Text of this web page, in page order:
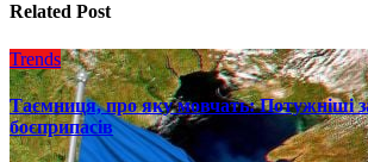
Related Post
Trends
Таємниця, про яку мовчать: Потужніші
боєприпасів